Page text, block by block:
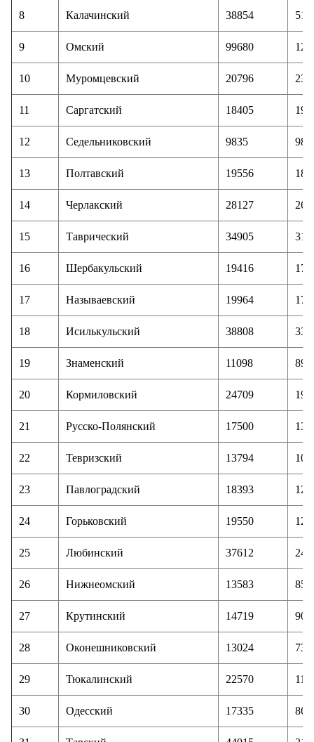
8 Калачинский 38854 519
9 Омский 99680
10 Муромцевский 20796 238
11 Саргатский 18405 199
12 Седельниковский 9835 98
13 Полтавский 19556 181
14 Черлакский 28127 260
15 Таврический 34905 319
16 Шербакульский 19416 177
17 Называевский 19964 177
18 Исилькульский 38808 336
19 Знаменский 11098 89
20 Кормиловский 24709 191
21 Русско-Полянский 17500 135
22 Тевризский 13794 103
23 Павлоградский 18393 120
24 Горьковский 19550 127
25 Любинский 37612 241
26 Нижнеомский 13583 85
27 Крутинский 14719 90
28 Оконешниковский 13024 73
29 Тюкалинский 22570 115
30 Одесский 17335 86